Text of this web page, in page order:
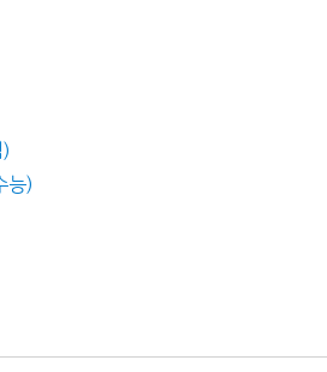
능)